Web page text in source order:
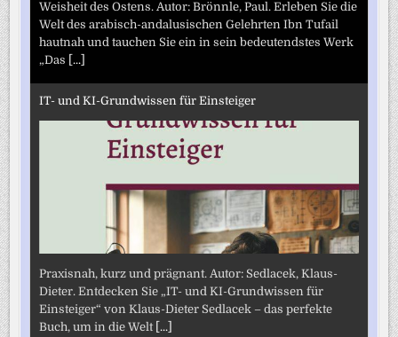
Weisheit des Ostens. Autor: Brönnle, Paul. Erleben Sie die
Welt des arabisch-andalusischen Gelehrten Ibn Tufail
hautnah und tauchen Sie ein in sein bedeutendstes Werk
„Das
[...]
IT- und KI-Grundwissen für Einsteiger
Praxisnah, kurz und prägnant. Autor: Sedlacek, Klaus-
Dieter. Entdecken Sie „IT- und KI-Grundwissen für
Einsteiger“ von Klaus-Dieter Sedlacek – das perfekte
Buch, um in die Welt [...]